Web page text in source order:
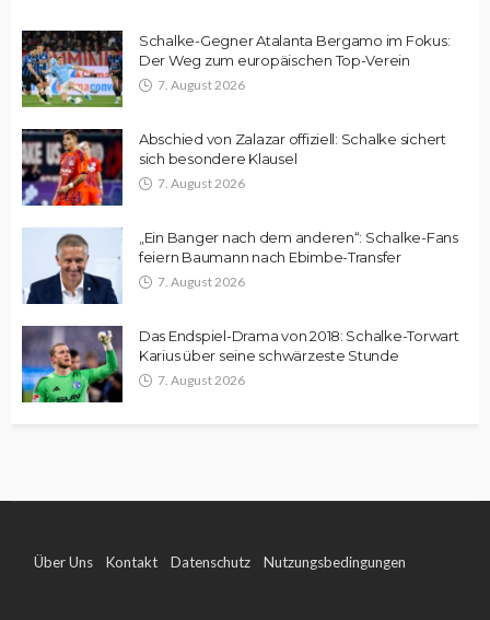
Schalke-Gegner Atalanta Bergamo im Fokus:
Der Weg zum europäischen Top-Verein
7. August 2026
Abschied von Zalazar offiziell: Schalke sichert
sich besondere Klausel
7. August 2026
„Ein Banger nach dem anderen“: Schalke-Fans
feiern Baumann nach Ebimbe-Transfer
7. August 2026
Das Endspiel-Drama von 2018: Schalke-Torwart
Karius über seine schwärzeste Stunde
7. August 2026
Über Uns Kontakt Datenschutz Nutzungsbedingungen